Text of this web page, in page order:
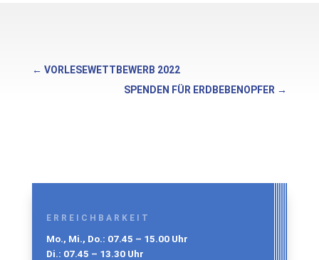
← VORLESEWETTBEWERB 2022
SPENDEN FÜR ERDBEBENOPFER →
ERREICHBARKEIT
Mo., Mi., Do.: 07.45 – 15.00 Uhr
Di.: 07.45 – 13.30 Uhr